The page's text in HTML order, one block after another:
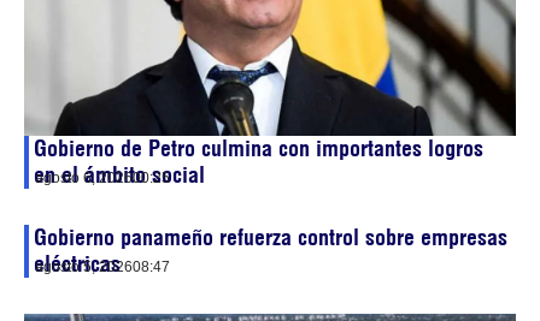
Gobierno de Petro culmina con importantes logros
en el ámbito social
agosto 6, 202600:25
Gobierno panameño refuerza control sobre empresas
eléctricas
agosto 5, 202608:47